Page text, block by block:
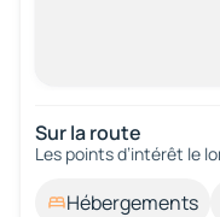
Sur la route
Les points d’intérêt le
Hébergements